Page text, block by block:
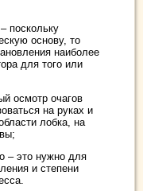
поскольку
основу, то
наиболее
для того или
осмотр очагов
на руках и
лобка, на
– это нужно для
и степени